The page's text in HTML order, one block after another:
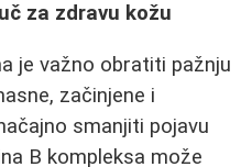
za zdravu kožu
je važno obratiti pažnju
začinjene i
smanjiti pojavu
B kompleksa može